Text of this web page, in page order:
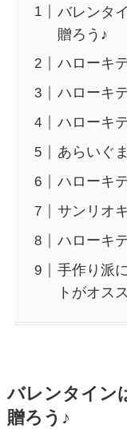
バレンタ
贈ろう♪
ハローキ
ハローキ
ハローキ
あらいぐ
ハローキ
サンリオ
ハローキ
手作り派
トがオス
バレンタイン
贈ろう♪